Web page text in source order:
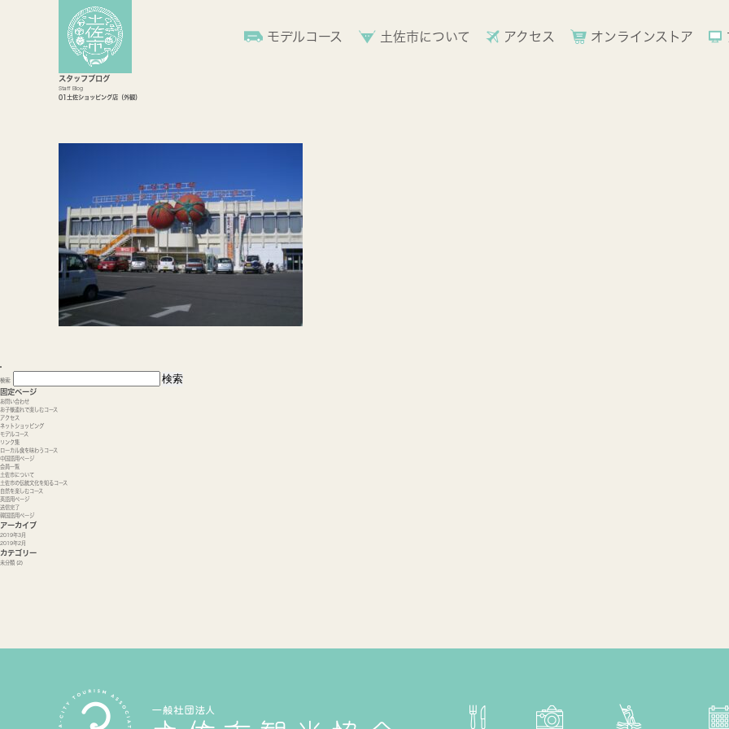
モデルコース 土佐市について アクセス オンラインストア
スタッフブログ
Staff Blog
01土佐ショッピング店（外観）
検索:
固定ページ
お問い合わせ
お子様連れで楽しむコース
アクセス
ネットショッピング
モデルコース
リンク集
ローカル食を味わうコース
中国語用ページ
会員一覧
土佐市について
土佐市の伝統文化を知るコース
自然を楽しむコース
英語用ページ
送信完了
韓国語用ページ
アーカイブ
2019年3月
2019年2月
カテゴリー
未分類 (2)